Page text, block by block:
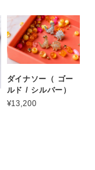
ダイナソー（ ゴー
ルド / シルバー）
¥13,200